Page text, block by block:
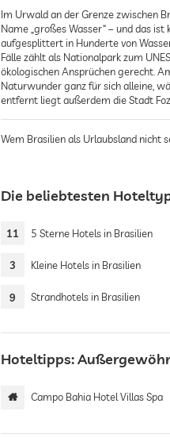
Im Urwald an der Grenze zwischen
Name „großes Wasser“ – und das
aufgesplittert in Hunderte von
Fälle zählt als Nationalpark zum
ökologischen Ansprüchen gerecht.
Naturwunder ganz für sich alleine,
entfernt liegt außerdem die Stadt Foz
Wem Brasilien als Urlaubsland nicht
Die beliebtesten
11 5 Sterne Hotels in Brasilien
3 Kleine Hotels in Brasilien
9 Strandhotels in Brasilien
Hoteltipps:
Campo Bahia Hotel Villas Spa